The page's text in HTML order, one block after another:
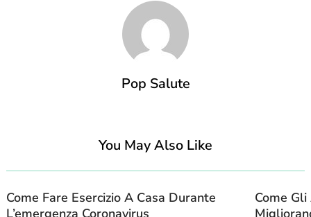
Pop Salute
You May Also Like
Come Fare Esercizio A Casa Durante
L’emergenza Coronavirus
Come